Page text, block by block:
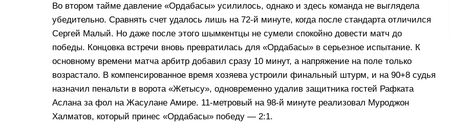
Во втором тайме давление «Ордабасы» усилилось, однако и здесь команда не выглядела
убедительно. Сравнять счет удалось лишь на 72-й минуте, когда после стандарта отличился
Сергей Малый. Но даже после этого шымкентцы не сумели спокойно довести матч до
победы. Концовка встречи вновь превратилась для «Ордабасы» в серьезное испытание. К
основному времени матча арбитр добавил сразу 10 минут, а напряжение на поле только
возрастало. В компенсированное время хозяева устроили финальный штурм, и на 90+8 судья
назначил пенальти в ворота «Жетысу», одновременно удалив защитника гостей Рафката
Аслана за фол на Жасулане Амире. 11-метровый на 98-й минуте реализовал Муроджон
Халматов, который принес «Ордабасы» победу — 2:1.